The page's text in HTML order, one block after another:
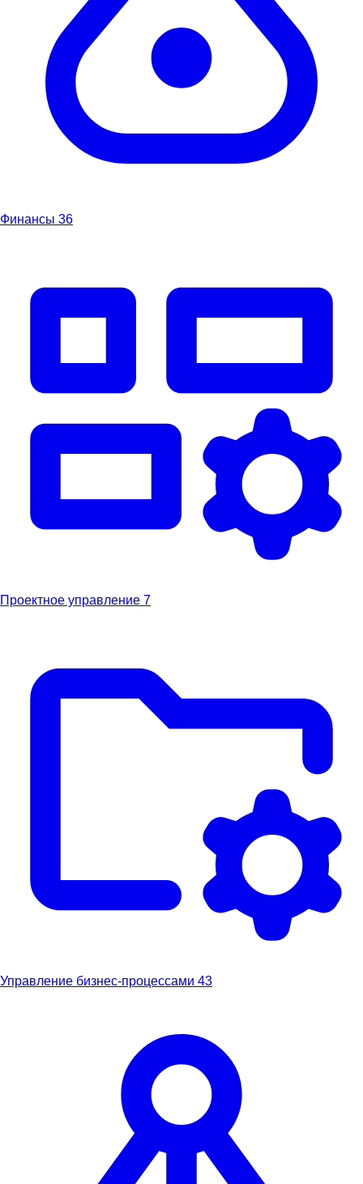
Финансы 36
Проектное управление 7
Управление бизнес-процессами 43